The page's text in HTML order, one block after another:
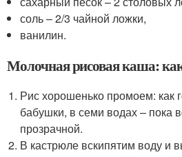
соль – 2/3 чайной ложки,
ванилин.
Молочная рисовая каша:
Рис хорошенько промоем: как
бабушки, в семи водах – пока
прозрачной.
В кастрюле вскипятим воду и